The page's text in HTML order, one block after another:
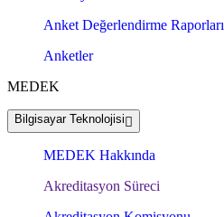
Anket Değerlendirme Raporları
Anketler
MEDEK
Bilgisayar Teknolojisi
MEDEK Hakkında
Akreditasyon Süreci